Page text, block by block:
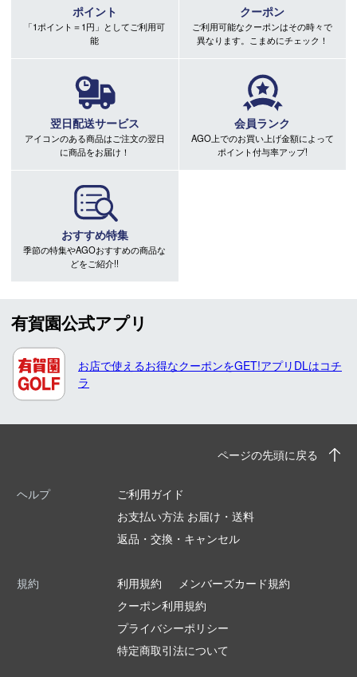
ポイント
「1ポイント＝1円」としてご利用可
能
クーポン
ご利用可能なクーポンはその時々で
異なります。こまめにチェック！
翌日配送サービス
アイコンのある商品はご注文の翌日
に商品をお届け！
会員ランク
AGO上でのお買い上げ金額によって
ポイント付与率アップ!
おすすめ特集
季節の特集やAGOおすすめの商品な
どをご紹介!!
有賀園公式アプリ
お店で使えるお得なクーポンをGET!アプリDLはコチ
ラ
ページの先頭に戻る
ヘルプ
ご利用ガイド
お支払い方法 お届け・送料
返品・交換・キャンセル
規約 利用規約
メンバーズカード規約
クーポン利用規約
プライバシーポリシー
特定商取引法について